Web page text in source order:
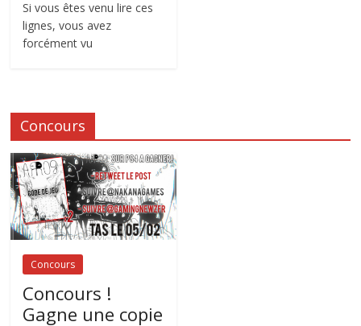
Si vous êtes venu lire ces
lignes, vous avez
forcément vu
Concours
Concours
Concours !
Gagne une copie